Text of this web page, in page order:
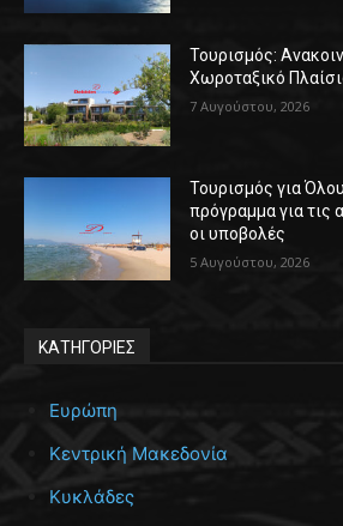
Τουρισμός:
Χωροταξικό
7 Αυγούστου, 2026
Τουρισμός για
πρόγραμμα για τις
οι υποβολές
5 Αυγούστου, 2026
ΚΑΤΗΓΟΡΙΕΣ
Ευρώπη
Κεντρική Μακεδονία
Κυκλάδες